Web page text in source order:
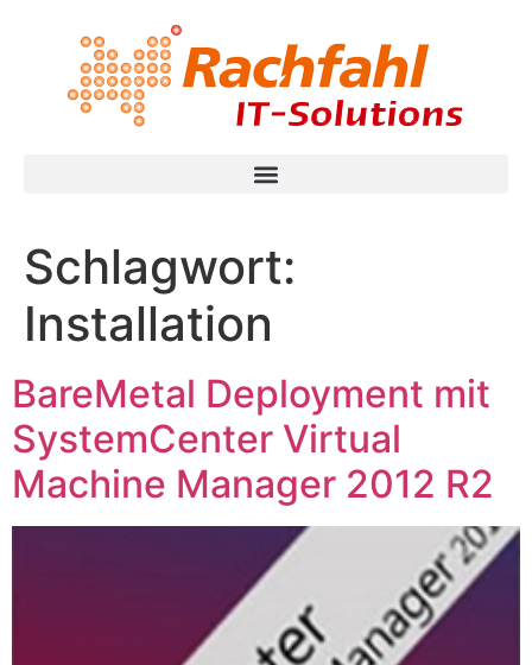
Schlagwort:
Installation
BareMetal Deployment mit
SystemCenter Virtual
Machine Manager 2012 R2